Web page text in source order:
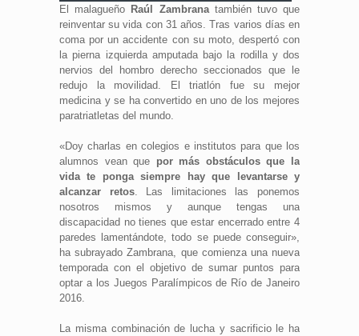
El malagueño Raúl Zambranatambién tuvo que
reinventar su vida con 31 años. Tras varios días en
coma por un accidente con su moto, despertó con
la pierna izquierda amputada bajo la rodilla y dos
nervios del hombro derecho seccionados que le
redujo la movilidad. El triatlón fue su mejor
medicina y se ha convertido en uno de los mejores
paratriatletas del mundo.
«Doy charlas en colegios e institutos para que los
alumnos vean que por más obstáculos que la
vida te ponga siempre hay que levantarse y
alcanzar retos. Las limitaciones las ponemos
nosotros mismos y aunque tengas una
discapacidad no tienes que estar encerrado entre 4
paredes lamentándote, todo se puede conseguir»,
ha subrayado Zambrana, que comienza una nueva
temporada con el objetivo de sumar puntos para
optar a los Juegos Paralímpicos de Río de Janeiro
2016.
La misma combinación de lucha y sacrificio le ha